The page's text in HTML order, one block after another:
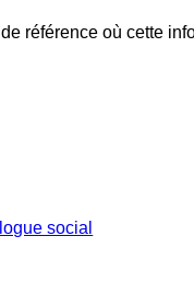
référence où cette
social